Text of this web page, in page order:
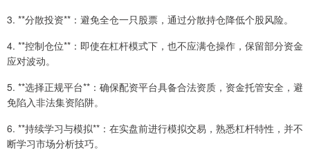
3. **分散投资**：避免全仓一只股票，通过分散持仓降低个股风险。
4. **控制仓位**：即使在杠杆模式下，也不应满仓操作，保留部分资金
应对波动。
5. **选择正规平台**：确保配资平台具备合法资质，资金托管安全，避
免陷入非法集资陷阱。
6. **持续学习与模拟**：在实盘前进行模拟交易，熟悉杠杆特性，并不
断学习市场分析技巧。